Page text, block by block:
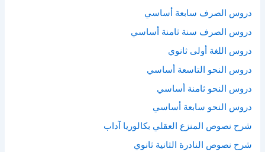
دروس الصرف سابعة أساسي
دروس الصرف سنة ثامنة أساسي
دروس اللغة أولى ثانوي
دروس النحو التاسعة أساسي
دروس النحو ثامنة أساسي
دروس النحو سابعة أساسي
شرح نصوص المنزع العقلي بكالوريا آداب
شرح نصوص النادرة الثانية ثانوي